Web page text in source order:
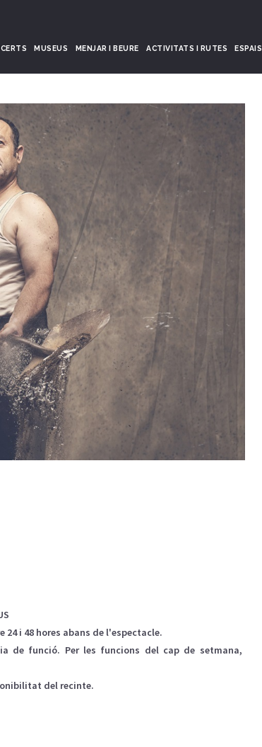
MUSEUS MENJAR I BEURE ACTIVITATS I RUTES ESPAIS
24 i 48 hores abans de l'espectacle.
de funció. Per les funcions del cap de setmana,
del recinte.